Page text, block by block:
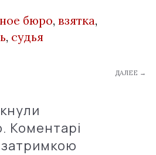
бюро, взятка,
, судья
ДАЛЕЕ →
Коментарі
затримкою